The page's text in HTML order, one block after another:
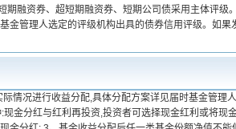
融资券、超短期融资券、短期公司债采用主体评级
金管理人选定的评级机构出具的债券信用评级。如
情况进行收益分配,具体分配方案详见届时基金管理
金分红与红利再投资,投资者可选择现金红利或将现